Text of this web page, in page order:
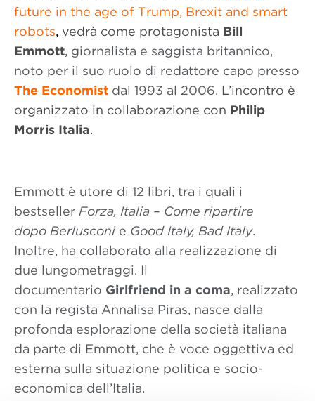
future in the age of Trump, Brexit and smart
robots, vedrà come protagonista Bill
Emmott, giornalista e saggista britannico,
noto per il suo ruolo di redattore capo presso
The Economist dal 1993 al 2006. L’incontro è
organizzato in collaborazione con Philip
Morris Italia.
Emmott è utore di 12 libri, tra i quali i
bestseller Forza, Italia – Come ripartire
dopo Berlusconie Good Italy, Bad Italy.
Inoltre, ha collaborato alla realizzazione di
due lungometraggi. Il
documentario Girlfriend in a coma, realizzato
con la regista Annalisa Piras, nasce dalla
profonda esplorazione della società italiana
da parte di Emmott, che è voce oggettiva ed
esterna sulla situazione politica e socio-
economica dell’Italia.